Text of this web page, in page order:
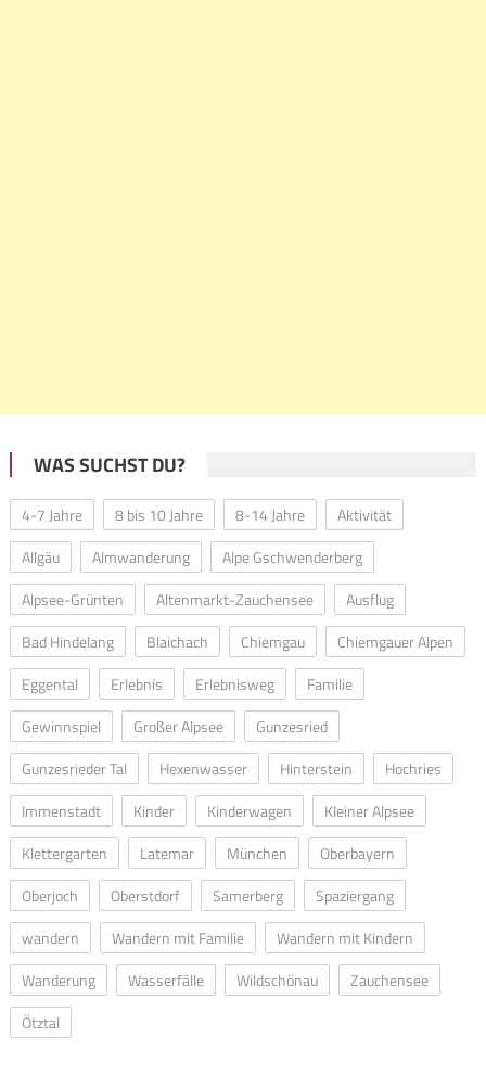
WAS SUCHST DU?
4-7 Jahre 8 bis 10 Jahre 8-14 Jahre
Aktivität
Allgäu
Almwanderung
Alpe Gschwenderberg
Alpsee-Grünten
Altenmarkt-Zauchensee
Ausflug
Bad Hindelang
Blaichach Chiemgau
Chiemgauer Alpen
Eggental
Erlebnis Erlebnisweg
Familie
Gewinnspiel
Großer Alpsee
Gunzesried
Gunzesrieder Tal
Hexenwasser Hinterstein
Hochries
Immenstadt
Kinder Kinderwagen
Kleiner Alpsee
Klettergarten
Latemar München
Oberbayern
Oberjoch
Oberstdorf Samerberg
Spaziergang
wandern
Wandern mit Familie
Wandern mit Kindern
Wanderung
Wasserfälle Wildschönau
Zauchensee
Ötztal